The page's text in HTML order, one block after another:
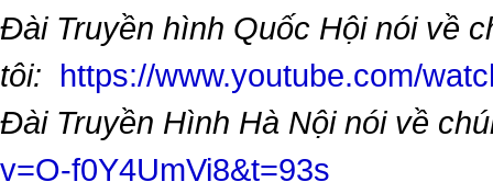
Đài Truyền hình Quốc Hội nói về
tôi: https://www.youtube.com/
Đài Truyền Hình Hà Nội nói về
v=O-f0Y4UmVi8&t=93s